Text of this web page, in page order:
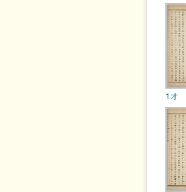
1オ